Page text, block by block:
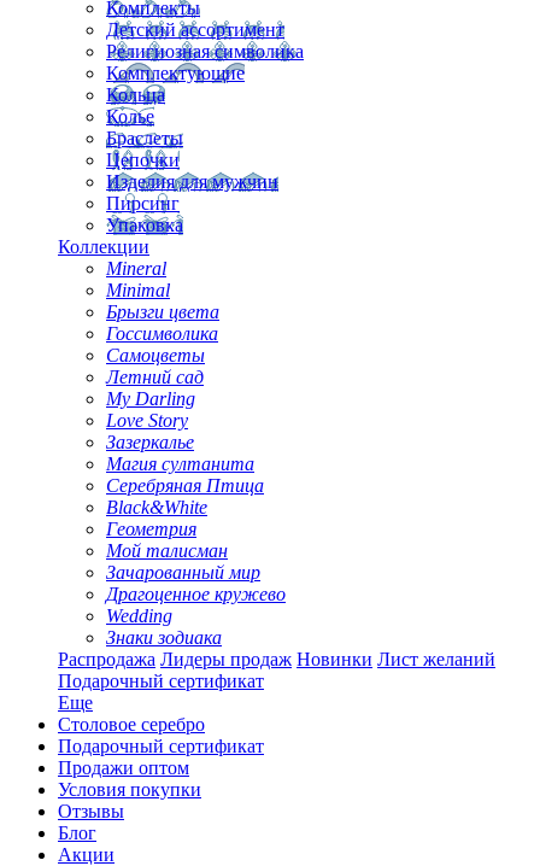
Комплекты
Детский ассортимент
Религиозная символика
Комплектующие
Кольца
Колье
Браслеты
Цепочки
Изделия для мужчин
Пирсинг
Упаковка
Коллекции
Mineral
Minimal
Брызги цвета
Госсимволика
Самоцветы
Летний сад
My Darling
Love Story
Зазеркалье
Магия султанита
Серебряная Птица
Black&White
Геометрия
Мой талисман
Зачарованный мир
Драгоценное кружево
Wedding
Знаки зодиака
Распродажа Лидеры продаж Новинки Лист желаний
Подарочный сертификат
Еще
Столовое серебро
Подарочный сертификат
Продажи оптом
Условия покупки
Отзывы
Блог
Акции